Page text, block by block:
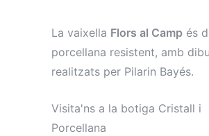
La vaixella Flors al Camp és
porcellana resistent, amb
realitzats per Pilarin Bayés.
Visita'ns a la botiga Cristall i
Porcellana